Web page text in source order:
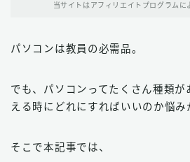
当サイトはアフィリエイトプログラムに
パソコンは教員の必需品。
でも、パソコンってたくさん種類
える時にどれにすればいいのか悩み
そこで本記事では、